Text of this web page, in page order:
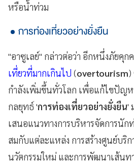
หรือน้ำท่วม
การท่องเที่ยวอย่างยั่งยืน
"อาซูเลย์" กล่าวต่อว่า อีกหนึ่งภัยคุ
เที่ยวที่มากเกินไป (overtourism)
กำลังเพิ่มขึ้นทั่วโลก เพื่อแก้ไขปัญห
กลยุทธ์ 'การท่องเที่ยวอย่างยั่งยืน'
เสนอแนวทางการบริหารจัดการนัก
สมกับแต่ละแหล่ง การสร้างศูนย์บริ
นวัตกรรมใหม่ และการพัฒนาเส้น